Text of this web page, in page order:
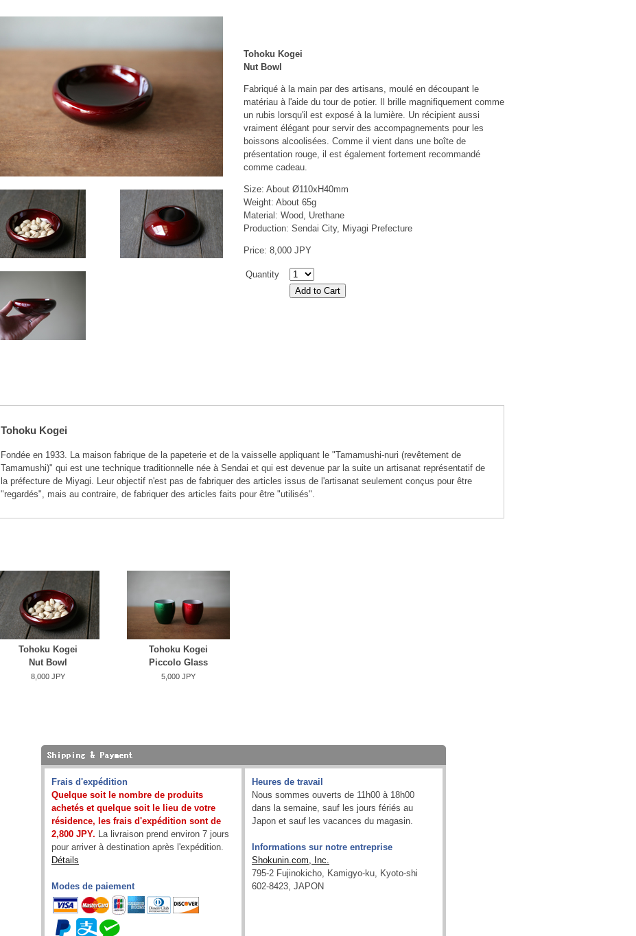
Tohoku Kogei
Nut Bowl
Fabriqué à la main par des artisans, moulé en découpant le
matériau à l'aide du tour de potier. Il brille magnifiquement comme
un rubis lorsqu'il est exposé à la lumière. Un récipient aussi
vraiment élégant pour servir des accompagnements pour les
boissons alcoolisées. Comme il vient dans une boîte de
présentation rouge, il est également fortement recommandé
comme cadeau.
Size: About Ø110xH40mm
Weight: About 65g
Material: Wood, Urethane
Production: Sendai City, Miyagi Prefecture
Price: 8,000 JPY
Quantity
Tohoku Kogei
Fondée en 1933. La maison fabrique de la papeterie et de la vaisselle appliquant le "Tamamushi-nuri (revêtement de
Tamamushi)" qui est une technique traditionnelle née à Sendai et qui est devenue par la suite un artisanat représentatif de
la préfecture de Miyagi. Leur objectif n'est pas de fabriquer des articles issus de l'artisanat seulement conçus pour être
"regardés", mais au contraire, de fabriquer des articles faits pour être "utilisés".
Tohoku Kogei
Nut Bowl
8,000 JPY
Tohoku Kogei
Piccolo Glass
5,000 JPY
Frais d'expédition
Quelque soit le nombre de produits
achetés et quelque soit le lieu de votre
résidence, les frais d'expédition sont de
2,800 JPY. La livraison prend environ 7 jours
pour arriver à destination après l'expédition.
Détails
Modes de paiement
Heures de travail
Nous sommes ouverts de 11h00 à 18h00
dans la semaine, sauf les jours fériés au
Japon et sauf les vacances du magasin.
Informations sur notre entreprise
Shokunin.com, Inc.
795-2 Fujinokicho, Kamigyo-ku, Kyoto-shi
602-8423, JAPON